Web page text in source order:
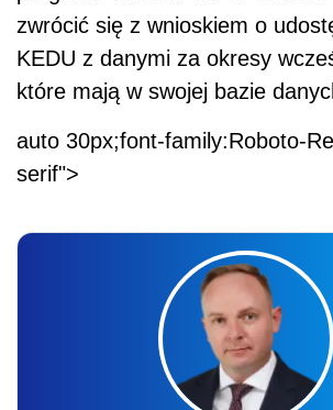
zwrócić się z wnioskiem o
KEDU z danymi za okresy
które mają w swojej bazie
auto 30px;font-family:Roboto-
serif">